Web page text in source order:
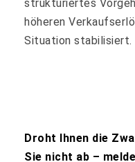
strukturiertes
höheren
Situation stabilisiert.
Droht Ihnen die
Sie nicht ab –